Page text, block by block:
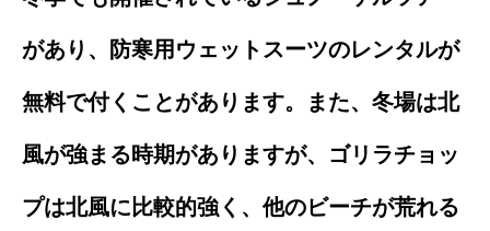
があり、防寒用ウェットスーツのレンタルが
無料で付くことがあります。また、冬場は北
風が強まる時期がありますが、ゴリラチョッ
プは北風に比較的強く、他のビーチが荒れる